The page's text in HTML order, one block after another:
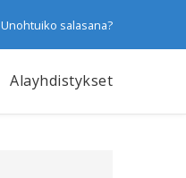
Unohtuiko salasana?
Alayhdistykset